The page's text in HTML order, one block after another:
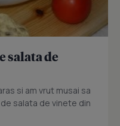
salata de
si am vrut musai sa
salata de vinete din